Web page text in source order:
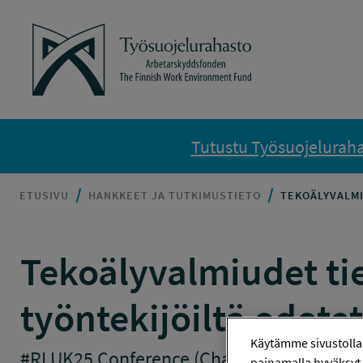
Työsuojelurahasto
Tutustu
ETUSIVU HANKKEET JA TUTKIMUSTIETO
Tekoälyvalmiudet
työntekijöiltä
Käytämme